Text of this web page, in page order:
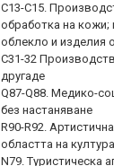
C13-C15.
обработка на кожи;
облекло и изделия
C31-32
другаде
Q87-Q88. Медико-
без настаняване
R90-R92.
областта на
N79. Туристическа